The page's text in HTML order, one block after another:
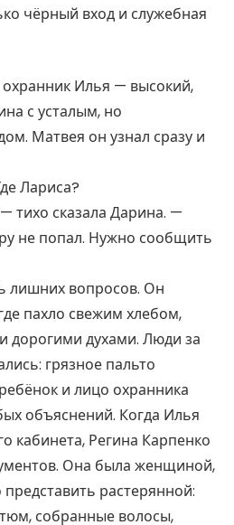
чёрный вход и служебная
охранник Илья — высокий,
с усталым, но
Матвея он узнал сразу и
Лариса?
тихо сказала Дарина. —
не попал. Нужно сообщить
лишних вопросов. Он
пахло свежим хлебом,
дорогими духами. Люди за
грязное пальто
и лицо охранника
объяснений. Когда Илья
кабинета, Регина Карпенко
Она была женщиной,
растерянной:
собранные волосы,